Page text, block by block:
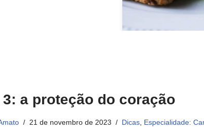
3: a proteção do coração
21 de novembro de 2023 Dicas, Especialidade: